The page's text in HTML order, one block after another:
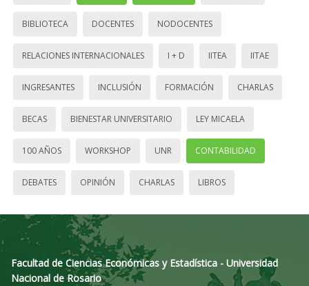
BIBLIOTECA DOCENTES NODOCENTES
RELACIONES INTERNACIONALES I + D IITEA IITAE
INGRESANTES INCLUSIÓN FORMACIÓN CHARLAS
BECAS BIENESTAR UNIVERSITARIO LEY MICAELA
100 AÑOS WORKSHOP UNR CONTABILIDAD
DEBATES OPINIÓN CHARLAS LIBROS
Facultad de Ciencias Económicas y Estadística - Universidad
Nacional de Rosario